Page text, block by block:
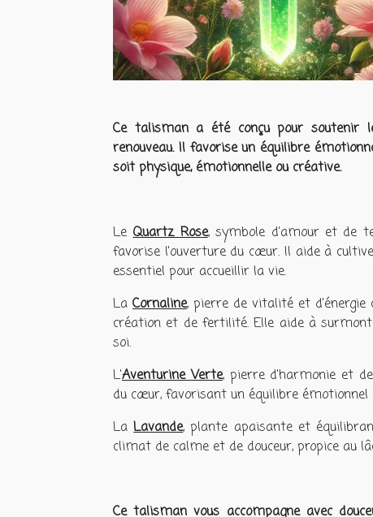
Ce talisman a été conçu pour soutenir
renouveau. Il favorise un équilibre
soit physique, émotionnelle ou créative.
LeQuartz Rose, symbole d'amour et de
favorise l'ouverture du cœur. Il aide à
essentiel pour accueillir la vie.
LaCornaline, pierre de vitalité et d'énergie
création et de fertilité. Elle aide à
soi.
L'Aventurine Verte, pierre d'harmonie et
du cœur, favorisant un équilibre
LaLavande, plante apaisante et
climat de calme et de douceur, propice au
Ce talisman vous accompagne avec